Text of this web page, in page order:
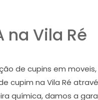
na Vila Ré
de cupins em
cupim na Vila Ré
química, damos a